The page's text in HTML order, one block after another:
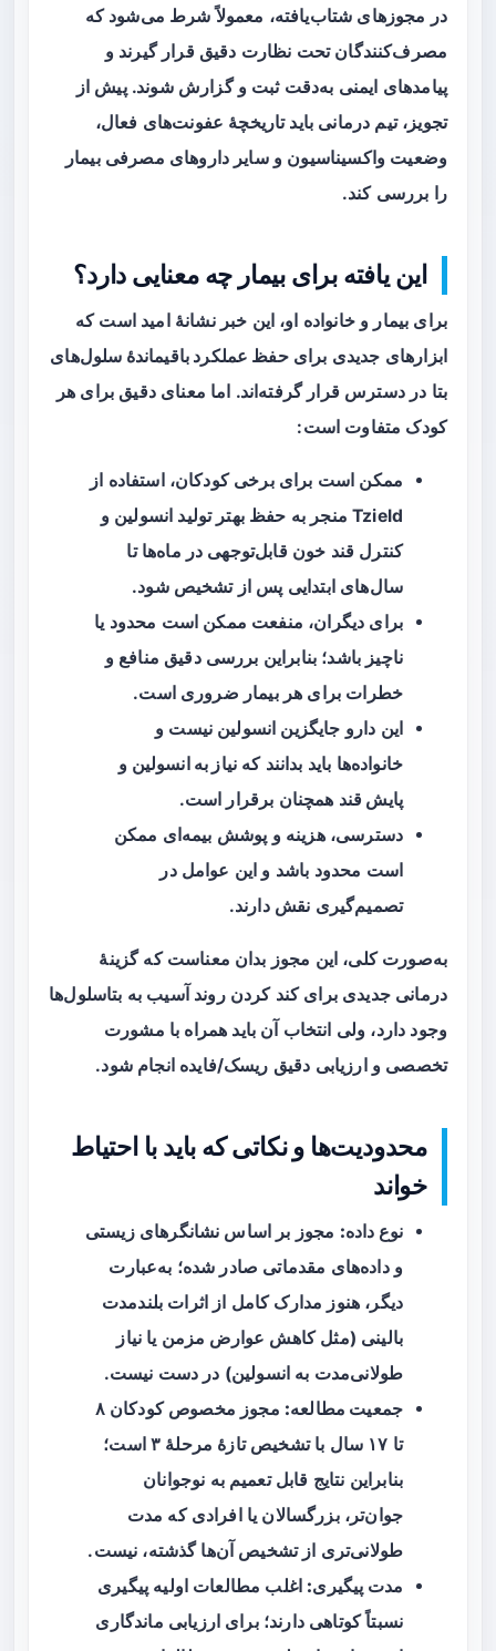
در مجوزهای شتاب‌یافته، معمولاً شرط می‌شود که
مصرف‌کنندگان تحت نظارت دقیق قرار گیرند و
پیامدهای ایمنی به‌دقت ثبت و گزارش شوند. پیش از
تجویز، تیم درمانی باید تاریخچهٔ عفونت‌های فعال،
وضعیت واکسیناسیون و سایر داروهای مصرفی بیمار
را بررسی کند.
این یافته برای بیمار چه معنایی دارد؟
برای بیمار و خانواده او، این خبر نشانهٔ امید است که
ابزارهای جدیدی برایحفظ عملکرد باقیماندهٔ سلول‌های
بتا در دسترس قرار گرفته‌اند. اما معنای دقیق برای هر
کودک متفاوت است:
ممکن است برای برخی کودکان، استفاده از
Tzield منجر به حفظ بهتر تولید انسولین و
کنترل قند خون قابل‌توجهی در ماه‌ها تا
سال‌های ابتدایی پس از تشخیص شود.
برای دیگران، منفعت ممکن است محدود یا
ناچیز باشد؛ بنابراین بررسی دقیق منافع و
خطرات برای هر بیمار ضروری است.
این دارو جایگزین انسولین نیست و
خانواده‌ها باید بدانند که نیاز به انسولین و
پایش قند همچنان برقرار است.
دسترسی، هزینه و پوشش بیمه‌ای ممکن
است محدود باشد و این عوامل در
تصمیم‌گیری نقش دارند.
به‌صورت کلی، این مجوز بدان معناست که گزینهٔ
درمانی جدیدی برای کند کردن روند آسیب به بتا‌سلول‌ها
وجود دارد، ولی انتخاب آن باید همراه با مشورت
تخصصی و ارزیابی دقیق ریسک/فایده انجام شود.
محدودیت‌ها و نکاتی که باید با احتیاط
خواند
نوع داده: مجوز بر اساس نشانگرهای زیستی
و داده‌های مقدماتی صادر شده؛ به‌عبارت
دیگر، هنوز مدارک کامل از اثرات بلندمدت
بالینی (مثل کاهش عوارض مزمن یا نیاز
طولانی‌مدت به انسولین) در دست نیست.
جمعیت مطالعه:
مجوز مخصوص کودکان ۸
تا ۱۷ سال با تشخیص تازهٔ مرحلهٔ ۳ است؛
بنابراین نتایج قابل تعمیم به نوجوانان
جوان‌تر، بزرگسالان یا افرادی که مدت
طولانی‌تری از تشخیص آن‌ها گذشته، نیست.
مدت پیگیری: اغلب مطالعات اولیه پیگیری
نسبتاً کوتاهی دارند؛ برای ارزیابی ماندگاری